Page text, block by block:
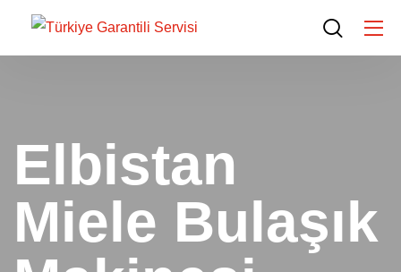
Elbistan
Miele Bulaşık